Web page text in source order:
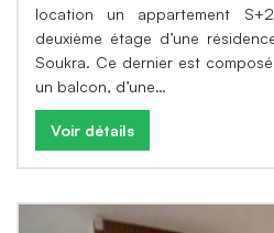
location un appartement
deuxième étage d’une
Soukra. Ce dernier est
un balcon, d’une…
Voir détails